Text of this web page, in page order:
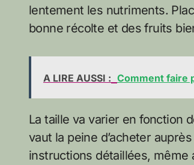
lentement les nutriments.
bonne récolte et des fruits
A LIRE AUSSI : Comment faire
La taille va varier en fonction
vaut la peine d’acheter
instructions détaillées, même